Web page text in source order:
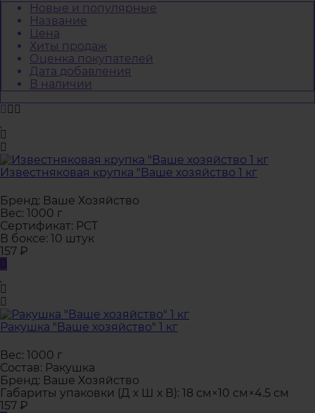
Новые и популярные
Название
Цена
Хиты продаж
Оценка покупателей
Дата добавления
В наличии
Известняковая крупка "Ваше хозяйство 1 кг
Бренд: Ваше Хозяйство
Вес: 1000 г
Сертификат: РСТ
В боксе: 10 штук
157 ₽
Ракушка "Ваше хозяйство" 1 кг
Вес: 1000 г
Состав: Ракушка
Бренд: Ваше Хозяйство
Габариты упаковки (Д х Ш х В): 18 см×10 см×4.5 см
157 ₽